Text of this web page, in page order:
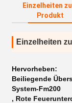
Einzelheiten
Produkt
Einzelheiten
Hervorheben:
Beiliegende
System-Fm200
, Rote